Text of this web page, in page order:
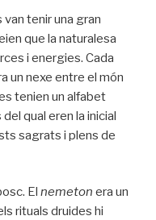
tenir una gran
que la naturalesa
i energies. Cada
un nexe entre el món
tenien un alfabet
qual eren la inicial
sagrats i plens de
El nemeton era un
rituals druides hi